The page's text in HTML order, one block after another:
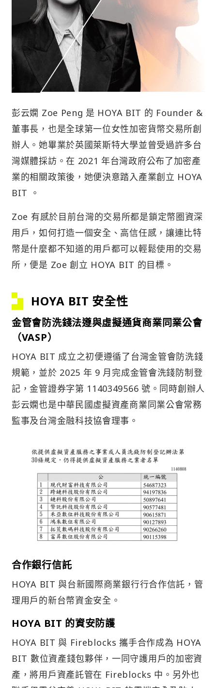
彭云嫻 Zoe Peng 是 HOYA BIT 的 Founder &
董事長，也是全球第一位女性加密貨幣交易所創
辦人。她畢業於英國萊斯特大學並曾受過許多台
灣媒體採訪。在 2021 年台灣政府公布了加密產
業的相關政策後，她便決意踏入產業創立 HOYA
BIT 。
Zoe 有感於目前台灣的交易所都是鎖定幣圈資深
用戶，如何打造一個安全、高信任感，讓連比特
幣是什麼都不知道的用戶都可以輕鬆使用的交易
所，便是 Zoe 創立 HOYA BIT 的目標。
HOYA BIT 安全性
金管會防洗錢法遵與虛擬通貨商業同業公會
（VASP）
HOYA BIT 成立之初便遵循了台灣金管會防洗錢
規範，並於 2025 年 9 月完成金管會洗錢防制登
記，金管證券字第 1140349566 號。同時創辦人
彭云嫻也是中華民國虛擬資產商業同業公會常務
監事及台灣金融科技協會理事。
合作銀行信託
HOYA BIT 與台新國際商業銀行行合作信託，管
理用戶的新台幣資金安全。
HOYA BIT 的資安防護
HOYA BIT 與 Fireblocks 攜手合作成為 HOYA
BIT 數位資產錢包夥伴，一同守護用戶的加密資
產，將用戶資產託管在 Fireblocks 中。另外也